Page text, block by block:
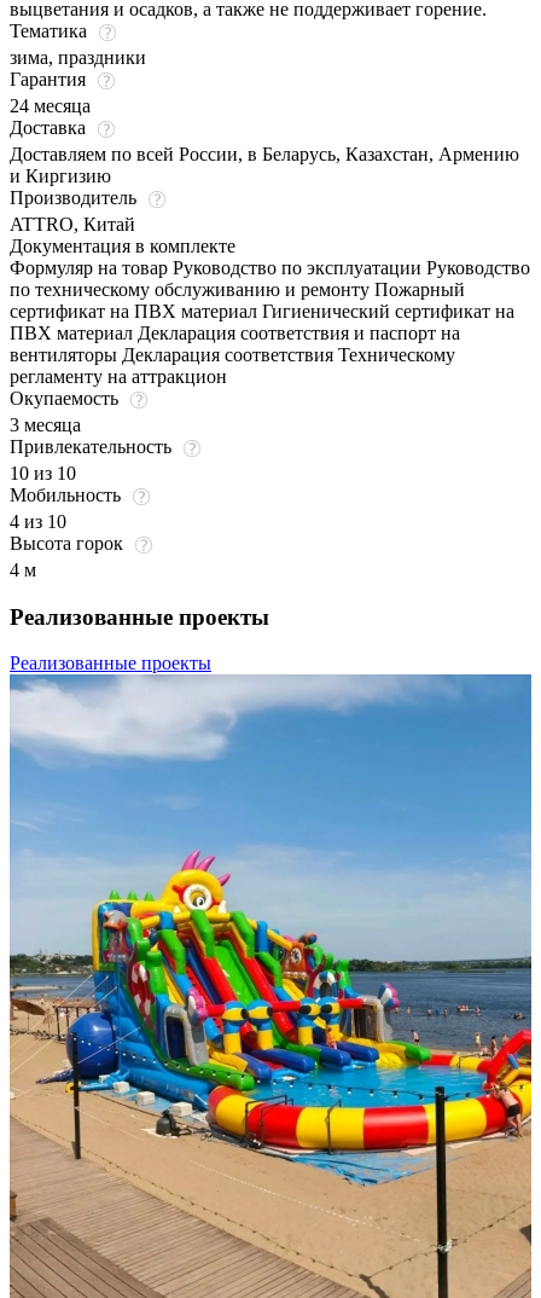
выцветания и осадков, а также не поддерживает горение.
Тематика
зима, праздники
Гарантия
24 месяца
Доставка
Доставляем по всей России, в Беларусь, Казахстан, Армению
и Киргизию
Производитель
ATTRO, Китай
Документация в комплекте
Формуляр на товар Руководство по эксплуатации Руководство
по техническому обслуживанию и ремонту Пожарный
сертификат на ПВХ материал Гигиенический сертификат на
ПВХ материал Декларация соответствия и паспорт на
вентиляторы Декларация соответствия Техническому
регламенту на аттракцион
Окупаемость
3 месяца
Привлекательность
10 из 10
Мобильность
4 из 10
Высота горок
4 м
Реализованные проекты
Реализованные проекты